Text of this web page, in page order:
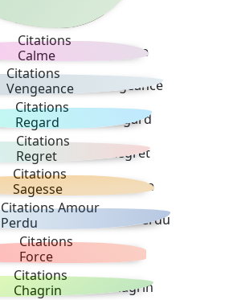
Citations
Calme
Citations
Vengeance
Citations
Regard
Citations
Regret
Citations
Sagesse
Citations Amour
Perdu
Citations
Force
Citations
Chagrin